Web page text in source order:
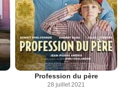
Profession du père
28 juillet 2021